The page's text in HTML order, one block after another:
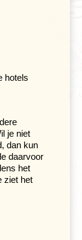
kalksteen
Dankzij de
plek
gepland
in, dat
reis zijn
tijd vrij is
aan een
kan bepalen
op uitgaat
hotels
je niet
dan kun
daarvoor
het
ziet het